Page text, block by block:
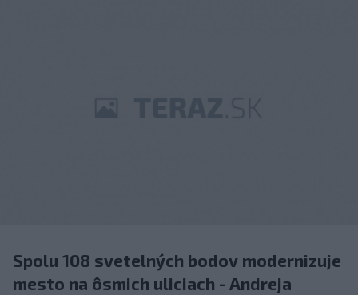
Spolu 108 svetelných bodov modernizuje
mesto na ôsmich uliciach - Andreja